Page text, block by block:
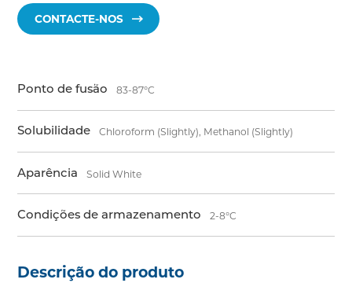
CONTACTE-NOS
Ponto de fusão 83-87°C
Solubilidade Chloroform (Slightly), Methanol (Slightly)
Aparência Solid White
Condições de armazenamento 2-8°C
Descrição do produto